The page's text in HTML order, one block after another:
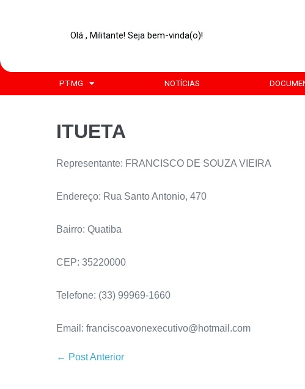
Olá , Militante! Seja bem-vinda(o)!
PT-MG NOTÍCIAS
ITUETA
Representante: FRANCISCO DE SOUZA VIEIRA
Endereço: Rua Santo Antonio, 470
Bairro: Quatiba
CEP: 35220000
Telefone: (33) 99969-1660
Email: franciscoavonexecutivo@hotmail.com
← Post Anterior